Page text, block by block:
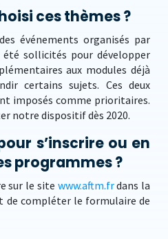
ces thèmes ?
événements organisés par
été sollicités pour développer
aux modules déjà
certains sujets. Ces deux
imposés comme prioritaires.
notre dispositif dès 2020.
s’inscrire ou en
programmes ?
sur le site www.aftm.frdans la
de compléter le formulaire de